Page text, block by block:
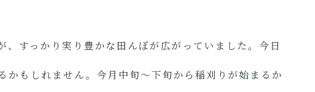
すっかり実り豊かな田んぼが広がっていました。今日
もしれません。今月中旬～下旬から稲刈りが始まるか